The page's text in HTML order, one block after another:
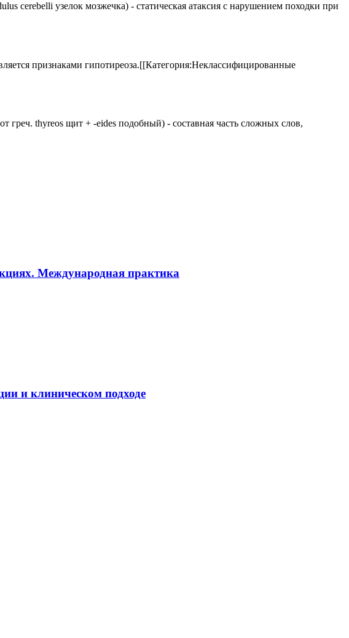
cerebelli узелок мозжечка) - статическая атаксия с нарушением походки при
признаками гипотиреоза.[[Категория:Неклассифицированные
греч. thyreos щит + -eides подобный) - составная часть сложных слов,
Международная практика
и клиническом подходе